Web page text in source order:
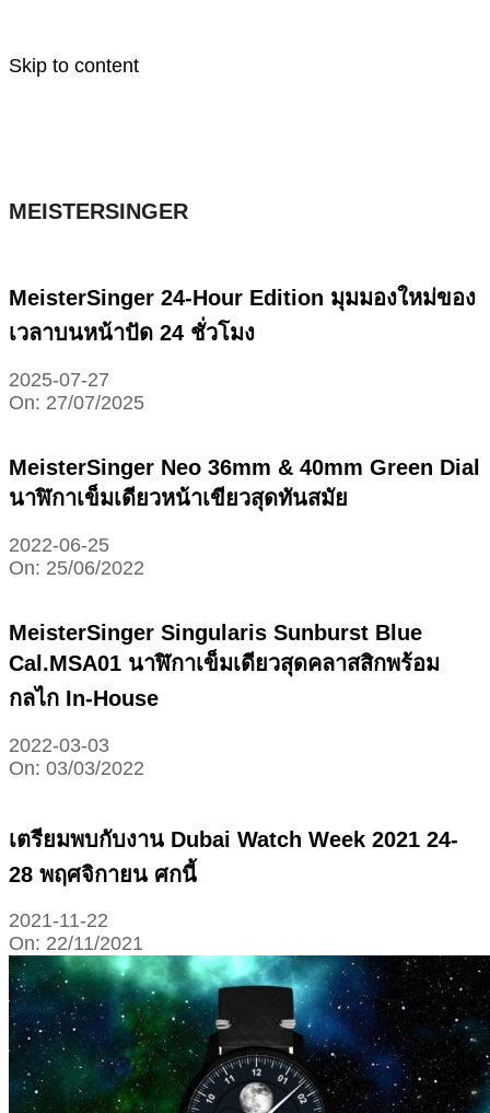
Skip to content
MEISTERSINGER
MeisterSinger 24-Hour Edition มุมมองใหม่ของ
เวลาบนหน้าปัด 24 ชั่วโมง
2025-07-27
On: 27/07/2025
MeisterSinger Neo 36mm & 40mm Green Dial
นาฬิกาเข็มเดียวหน้าเขียวสุดทันสมัย
2022-06-25
On: 25/06/2022
MeisterSinger Singularis Sunburst Blue
Cal.MSA01 นาฬิกาเข็มเดียวสุดคลาสสิกพร้อม
กลไก In-House
2022-03-03
On: 03/03/2022
เตรียมพบกับงาน Dubai Watch Week 2021 24-
28 พฤศจิกายน ศกนี้
2021-11-22
On: 22/11/2021